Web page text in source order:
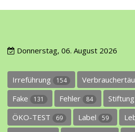
Donnerstag, 06. August 2026
Irreführung 154
Fake 131 Fehler 84
ÖKO-TEST 69 Label 59